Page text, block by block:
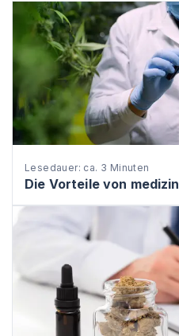
Lesedauer: ca. 3 Minuten
Die Vorteile von